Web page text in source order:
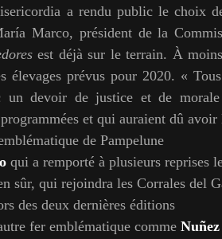
a rendu public le choix
Marco, président de la
est déjà sur le terrain. À
élevages prévus pour 2020. «
un devoir de justice et de morale
et qui auraient dû
de Pampelune
qui a remporté à plusieurs reprises
sûr, qui rejoindra les Corrales del
des deux dernières éditions
fer emblématique comme